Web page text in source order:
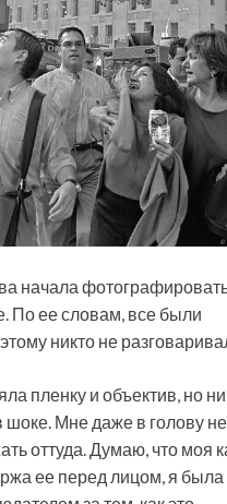
начала
По ее словам, все были
никто не
пленку и объектив, но
Мне даже в голову не
оттуда. Думаю, что моя
ее перед лицом, я была